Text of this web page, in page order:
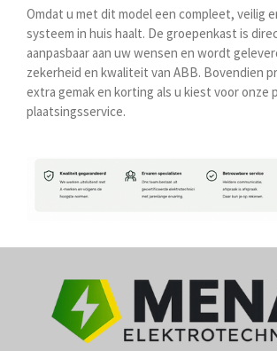
Omdat u met dit model een compleet, veilig
systeem in huis haalt. De groepenkast is
aanpasbaar aan uw wensen en wordt
zekerheid en kwaliteit van ABB. Bovendien
extra gemak en korting als u kiest voor onze
plaatsingsservice.